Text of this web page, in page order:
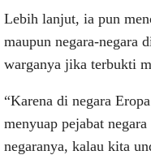
Lebih lanjut, ia pun
maupun negara-negara
warganya jika terbukti
“Karena di negara
menyuap pejabat
negaranya, kalau kita